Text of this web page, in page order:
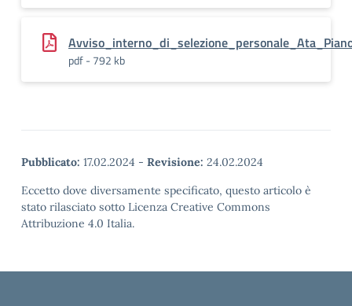
pdf - 792 kb
Pubblicato: 17.02.2024 - Revisione: 24.02.2024
Eccetto dove diversamente specificato, questo articolo è
stato rilasciato sotto Licenza Creative Commons
Attribuzione 4.0 Italia.